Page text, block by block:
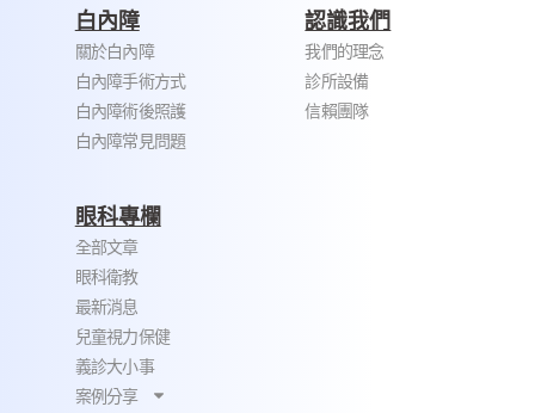
白內障
關於白內障
白內障手術方式
白內障術後照護
白內障常見問題
認識我們
我們的理念
診所設備
信賴團隊
眼科專欄
全部文章
眼科衛教
最新消息
兒童視力保健
義診大小事
案例分享